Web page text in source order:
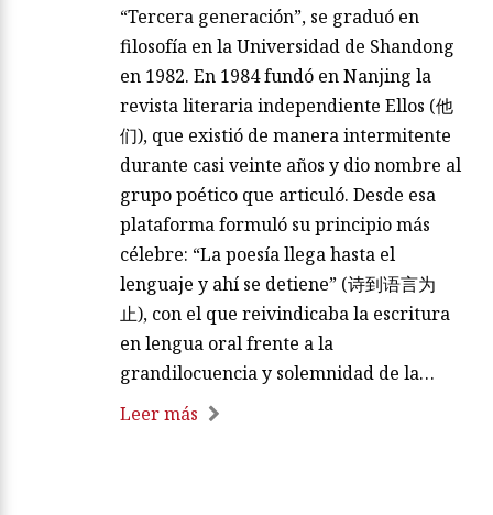
“Tercera generación”, se graduó en
filosofía en la Universidad de Shandong
en 1982. En 1984 fundó en Nanjing la
revista literaria independiente Ellos (他
们), que existió de manera intermitente
durante casi veinte años y dio nombre al
grupo poético que articuló. Desde esa
plataforma formuló su principio más
célebre: “La poesía llega hasta el
lenguaje y ahí se detiene” (诗到语言为
止), con el que reivindicaba la escritura
en lengua oral frente a la
grandilocuencia y solemnidad de la…
Leer más